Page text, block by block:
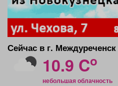
Сейчас в г. Междуреченск
10.9 Co
небольшая облачность